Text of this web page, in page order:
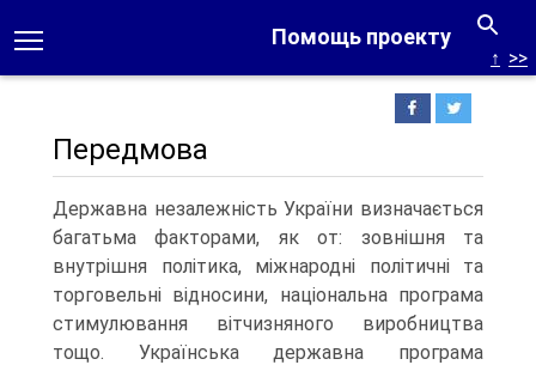
Помощь проекту
↑ >>
Передмова
Державна незалежність України визначається
багатьма факторами, як от: зовнішня та
внутрішня політика, міжнародні політичні та
торговельні відносини, національна програма
стимулювання вітчизняного виробництва
тощо. Українська державна програма